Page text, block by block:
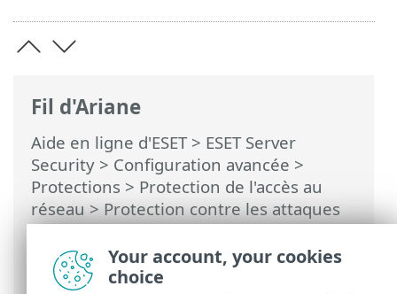
Fil d'Ariane
Aide en ligne d'ESET> ESET Server
Security > Configuration avancée >
Protections > Protection de l'accès au
réseau>Protection contre les attaques
réseau>Protection contre les attaques
par force brute > Règles de Protection
contre les attaques par force brute
Your account, your cookies
choice